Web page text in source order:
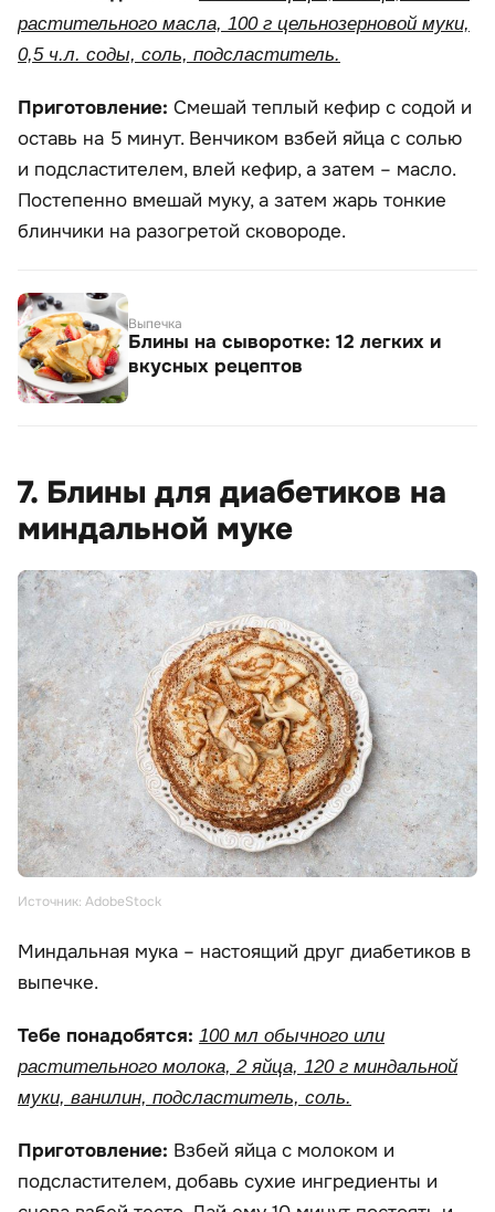
растительного масла, 100 г цельнозерновой муки,
0,5 ч.л. соды, соль, подсластитель.
Приготовление: Смешай теплый кефир с содой и
оставь на 5 минут. Венчиком взбей яйца с солью
и подсластителем, влей кефир, а затем – масло.
Постепенно вмешай муку, а затем жарь тонкие
блинчики на разогретой сковороде.
Выпечка
Блины на сыворотке: 12 легких и
вкусных рецептов
7. Блины для диабетиков на
миндальной муке
Источник: AdobeStock
Миндальная мука – настоящий друг диабетиков в
выпечке.
Тебе понадобятся: 100 мл обычного или
растительного молока, 2 яйца, 120 г миндальной
муки, ванилин, подсластитель, соль.
Приготовление: Взбей яйца с молоком и
подсластителем, добавь сухие ингредиенты и